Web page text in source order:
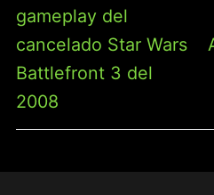
gameplay del
cancelado Star Wars
Battlefront 3 del
2008